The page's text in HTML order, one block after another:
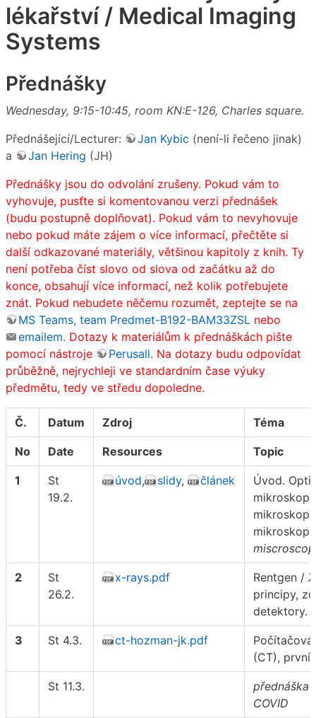
lékařství / Medical Imaging
Systems
Přednášky
Wednesday, 9:15-10:45, room KN:E-126, Charles square.
Přednášející/Lecturer:
Jan Kybic (není-li řečeno jinak)
a
Jan Hering (JH)
Přednášky jsou do odvolání zrušeny. Pokud vám to
vyhovuje, pusťte si komentovanou verzi přednášek
(budu postupně doplňovat). Pokud vám to nevyhovuje
nebo pokud máte zájem o více informací, přečtěte si
další odkazované materiály, většinou kapitoly z knih. Ty
není potřeba číst slovo od slova od začátku až do
konce, obsahují více informací, než kolik potřebujete
znát. Pokud nebudete něčemu rozumět, zeptejte se na
MS Teams, team Predmet-B192-BAM33ZSL nebo
emailem. Dotazy k materiálům k přednáškách pište
pomocí nástroje
Perusall. Na dotazy budu odpovídat
průběžně, nejrychleji ve standardním čase výuky
předmětu, tedy ve středu dopoledne.
Č. Datum Zdroj Téma
No Date Resources Topic
1
St
19.2.
úvod, slidy, článek
Úvod.
2
St
26.2.
x-rays.pdf Rentgen /
principy,
detektory.
3 St 4.3. ct-hozman-jk.pdf
(CT), první
St 11.3.
přednáška
COVID